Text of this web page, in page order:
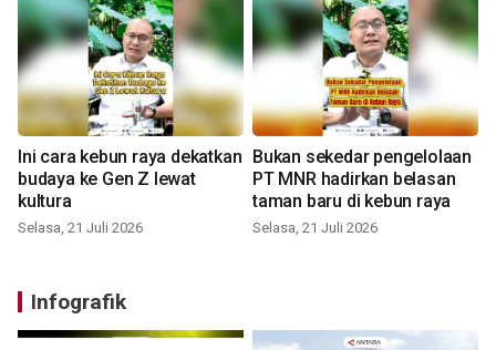
Ini cara kebun raya dekatkan
budaya ke Gen Z lewat
kultura
Selasa, 21 Juli 2026
Bukan sekedar pengelolaan
PT MNR hadirkan belasan
taman baru di kebun raya
Selasa, 21 Juli 2026
Infografik